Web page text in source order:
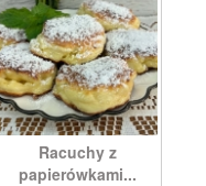
Racuchy z
papierówkami...